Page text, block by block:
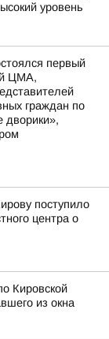
уровень
первый
ЦМА,
граждан по
дворики»,
поступило
центра о
Кировской
из окна